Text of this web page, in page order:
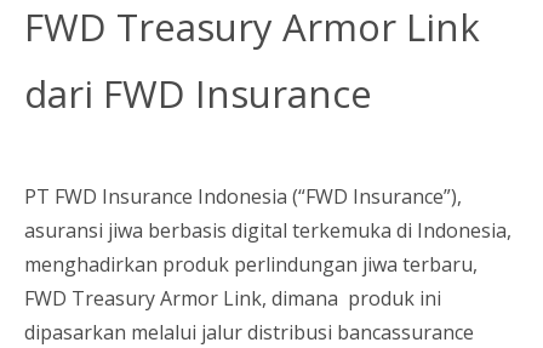
FWD Treasury Armor Link
dari FWD Insurance
PT FWD Insurance Indonesia (“FWD Insurance”),
asuransi jiwa berbasis digital terkemuka di Indonesia,
menghadirkan produk perlindungan jiwa terbaru,
FWD Treasury Armor Link, dimana produk ini
dipasarkan melalui jalur distribusi bancassurance